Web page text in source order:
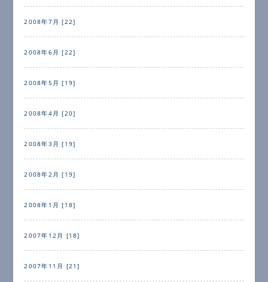
2008年7月 [22]
2008年6月 [22]
2008年5月 [19]
2008年4月 [20]
2008年3月 [19]
2008年2月 [19]
2008年1月 [18]
2007年12月 [18]
2007年11月 [21]